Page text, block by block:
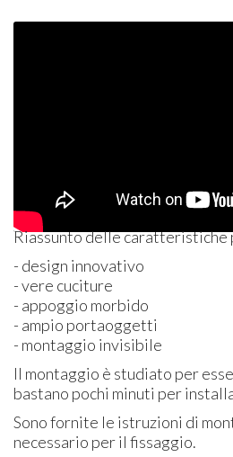
Riassunto delle caratteristiche
- design innovativo
- vere cuciture
- appoggio morbido
- ampio portaoggetti
- montaggio invisibile
Il montaggio è studiato per
bastano pochi minuti per
Sono fornite le istruzioni di
necessario per il fissaggio.